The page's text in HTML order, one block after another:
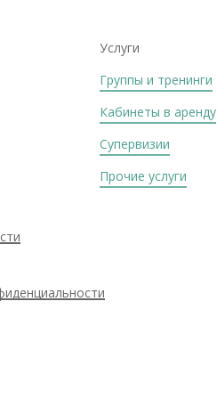
Услуги
Группы и тренинги
Кабинеты в аренду
Супервизии
Прочие услуги